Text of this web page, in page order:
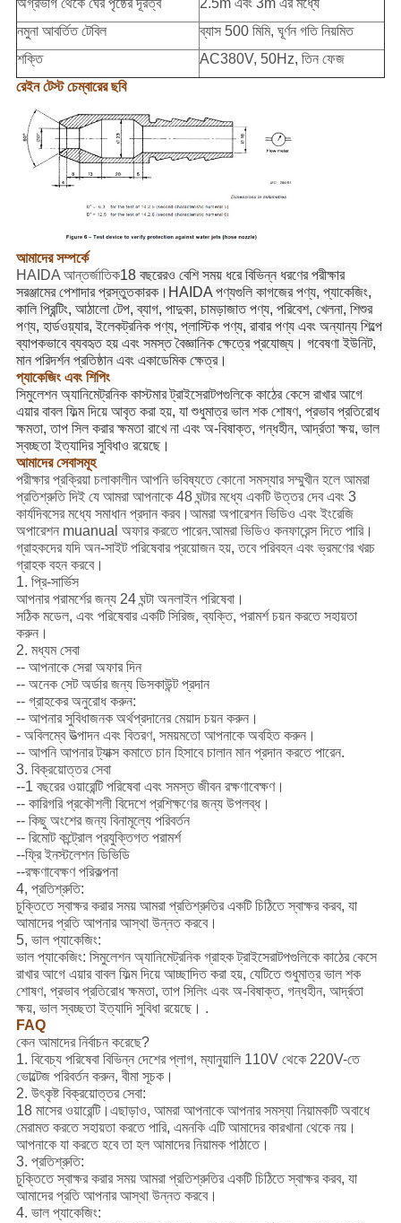
অগ্রভাগ থেকে ঘের পৃষ্ঠের দূরত্ব
2.5m এবং 3m এর মধ্যে
নমুনা আবর্তিত টেবিল
ব্যাস 500 মিমি, ঘূর্ণন গতি নিয়মিত
শক্তি
AC380V, 50Hz, তিন ফেজ
রেইন টেস্ট চেম্বারের ছবি
আমাদের সম্পর্কে
HAIDA আন্তর্জাতিক18 বছরেরও বেশি সময় ধরে বিভিন্ন ধরণের পরীক্ষার
সরঞ্জামের পেশাদার প্রস্তুতকারক।HAIDA পণ্যগুলি কাগজের পণ্য, প্যাকেজিং,
কালি প্রিন্টিং, আঠালো টেপ, ব্যাগ, পাদুকা, চামড়াজাত পণ্য, পরিবেশ, খেলনা, শিশুর
পণ্য, হার্ডওয়্যার, ইলেকট্রনিক পণ্য, প্লাস্টিক পণ্য, রাবার পণ্য এবং অন্যান্য শিল্পে
ব্যাপকভাবে ব্যবহৃত হয় এবং সমস্ত বৈজ্ঞানিক ক্ষেত্রে প্রযোজ্য। গবেষণা ইউনিট,
মান পরিদর্শন প্রতিষ্ঠান এবং একাডেমিক ক্ষেত্র।
প্যাকেজিং এবং শিপিং
সিমুলেশন অ্যানিমেট্রনিক কাস্টমার ট্রাইসেরাটপগুলিকে কাঠের কেসে রাখার আগে
এয়ার বাবল ফিল্ম দিয়ে আবৃত করা হয়, যা শুধুমাত্র ভাল শক শোষণ, প্রভাব প্রতিরোধ
ক্ষমতা, তাপ সিল করার ক্ষমতা রাখে না এবং অ-বিষাক্ত, গন্ধহীন, আর্দ্রতা ক্ষয়, ভাল
স্বচ্ছতা ইত্যাদির সুবিধাও রয়েছে।
আমাদের সেবাসমূহ
পরীক্ষার প্রক্রিয়া চলাকালীন আপনি ভবিষ্যতে কোনো সমস্যার সম্মুখীন হলে আমরা
প্রতিশ্রুতি দিই যে আমরা আপনাকে 48 ঘন্টার মধ্যে একটি উত্তর দেব এবং 3
কার্যদিবসের মধ্যে সমাধান প্রদান করব।আমরা অপারেশন ভিডিও এবং ইংরেজি
অপারেশন muanual অফার করতে পারেন.আমরা ভিডিও কনফারেন্স দিতে পারি।
গ্রাহকদের যদি অন-সাইট পরিষেবার প্রয়োজন হয়, তবে পরিবহন এবং ভ্রমণের খরচ
গ্রাহক বহন করবে।
1. প্রি-সার্ভিস
আপনার পরামর্শের জন্য 24 ঘন্টা অনলাইন পরিষেবা।
সঠিক মডেল, এবং পরিষেবার একটি সিরিজ, ব্যক্তি, পরামর্শ চয়ন করতে সহায়তা
করুন।
2. মধ্যম সেবা
-- আপনাকে সেরা অফার দিন
-- অনেক সেট অর্ডার জন্য ডিসকাউন্ট প্রদান
-- গ্রাহকের অনুরোধ করুন:
-- আপনার সুবিধাজনক অর্থপ্রদানের মেয়াদ চয়ন করুন।
- অবিলম্বে উত্পাদন এবং বিতরণ, সময়মতো আপনাকে অবহিত করুন।
-- আপনি আপনার ট্যাক্স কমাতে চান হিসাবে চালান মান প্রদান করতে পারেন.
3. বিক্রয়োত্তর সেবা
--1 বছরের ওয়ারেন্টি পরিষেবা এবং সমস্ত জীবন রক্ষণাবেক্ষণ।
-- কারিগরি প্রকৌশলী বিদেশে প্রশিক্ষণের জন্য উপলব্ধ।
-- কিছু অংশের জন্য বিনামূল্যে পরিবর্তন
-- রিমোট কন্ট্রোল প্রযুক্তিগত পরামর্শ
--ফ্রি ইনস্টলেশন ডিভিডি
--রক্ষণাবেক্ষণ পরিকল্পনা
4, প্রতিশ্রুতি:
চুক্তিতে স্বাক্ষর করার সময় আমরা প্রতিশ্রুতির একটি চিঠিতে স্বাক্ষর করব, যা
আমাদের প্রতি আপনার আস্থা উন্নত করবে।
5, ভাল প্যাকেজিং:
ভাল প্যাকেজিং: সিমুলেশন অ্যানিমেট্রনিক গ্রাহক ট্রাইসেরাটপগুলিকে কাঠের কেসে
রাখার আগে এয়ার বাবল ফিল্ম দিয়ে আচ্ছাদিত করা হয়, যেটিতে শুধুমাত্র ভাল শক
শোষণ, প্রভাব প্রতিরোধ ক্ষমতা, তাপ সিলিং এবং অ-বিষাক্ত, গন্ধহীন, আর্দ্রতা
ক্ষয়, ভাল স্বচ্ছতা ইত্যাদি সুবিধা রয়েছে। .
FAQ
কেন আমাদের নির্বাচন করেছে?
1. বিবেচ্য পরিষেবা বিভিন্ন দেশের প্লাগ, ম্যানুয়ালি 110V থেকে 220V-তে
ভোল্টেজ পরিবর্তন করুন, বীমা সূচক।
2. উৎকৃষ্ট বিক্রয়োত্তর সেবা:
18 মাসের ওয়ারেন্টি।এছাড়াও, আমরা আপনাকে আপনার সমস্যা নিয়ামকটি অবাধে
মেরামত করতে সহায়তা করতে পারি, এমনকি এটি আমাদের কারখানা থেকে নয়।
আপনাকে যা করতে হবে তা হল আমাদের নিয়ামক পাঠাতে।
3. প্রতিশ্রুতি:
চুক্তিতে স্বাক্ষর করার সময় আমরা প্রতিশ্রুতির একটি চিঠিতে স্বাক্ষর করব, যা
আমাদের প্রতি আপনার আস্থা উন্নত করবে।
4. ভাল প্যাকেজিং: